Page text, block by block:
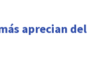
aprecian del